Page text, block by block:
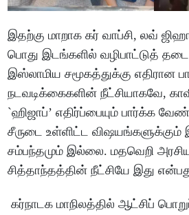
இதற்கு மாறாக கர் வாப்சி, லவ்
பொது இடங்களில் வழிபாட்டுத்
இஸ்லாமிய சமூகத்துக்கு எதிரான
நடவடிக்கைகளின் நீட்சியாகவே,
`ஹிஜாப்’ எதிர்ப்பையும் பார்க்க
சீருடை உள்ளிட்ட விஷயங்களுக்கும்
சம்பந்தமும் இல்லை. மதவெறி
சித்தாந்தத்தின் நீட்சியே இது
கர்நாடக மாநிலத்தில் ஆட்சிப்